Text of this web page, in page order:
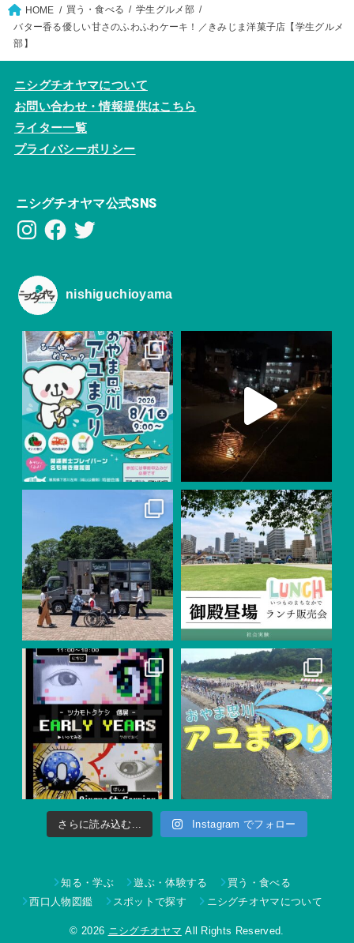
HOME 買う・食べる
学生グルメ部
バター香る優しい甘さのふわふわケーキ！／きみじま洋菓子店【学生グルメ
部】
ニシグチオヤマについて
お問い合わせ・情報提供はこちら
ライター一覧
プライバシーポリシー
ニシグチオヤマ公式SNS
InstagramFacebook
Twitter
nishiguchioyama
さらに読み込む... Instagram でフォロー
知る・学ぶ 遊ぶ・体験する
買う・食べる
西口人物図鑑
スポットで探す ニシグチオヤマについて
© 2026 ニシグチオヤマ All Rights Reserved.